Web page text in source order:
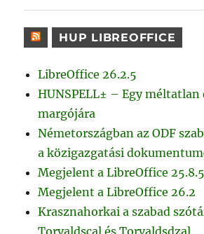
HUP LIBREOFFICE
LibreOffice 26.2.5
HUNSPELL± – Egy méltatlan
margójára
Németországban az ODF
a közigazgatási
Megjelent a LibreOffice 25.8.5
Megjelent a LibreOffice 26.2
Krasznahorkai a szabad
Torvaldscal és Torvaldsdzal